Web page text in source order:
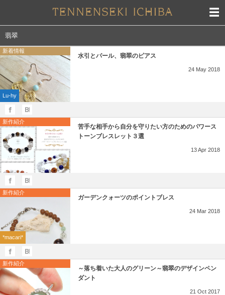
翡翠
新着情報
Lu-hy
水引とパール、翡翠のピアス
24 May 2018
新作紹介
苦手な相手から自分を守りたい方のためのパワース
トーンブレスレット３選
13Apr 2018
新作紹介
*macari*
ガーデンクォーツのポイントブレス
24 Mar 2018
新作紹介
～落ち着いた大人のグリーン～翡翠のデザインペン
ダント
21 Oct 2017